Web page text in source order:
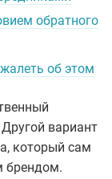
обратного
об этом
вариант
который сам
брендом.